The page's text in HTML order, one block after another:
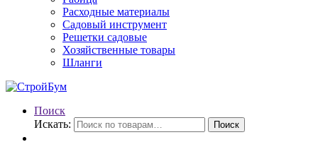
Расходные материалы
Садовый инструмент
Решетки садовые
Хозяйственные товары
Шланги
Поиск
Искать:
Поиск